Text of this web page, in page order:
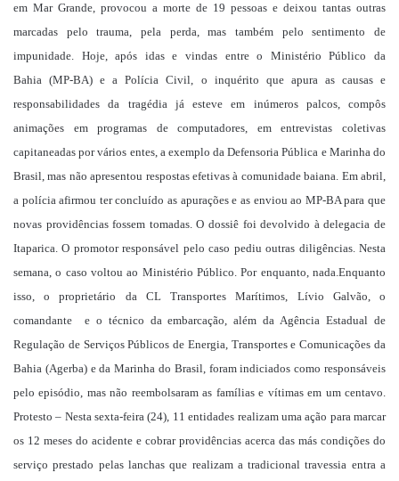
em Mar Grande, provocou a morte de 19 pessoas e deixou tantas outras
marcadas pelo trauma, pela perda, mas também pelo sentimento de
impunidade. Hoje, após idas e vindas entre o Ministério Público da
Bahia (MP-BA) e a Polícia Civil, o inquérito que apura as causas e
responsabilidades da tragédia já esteve em inúmeros palcos, compôs
animações em programas de computadores, em entrevistas coletivas
capitaneadas por vários entes, a exemplo da Defensoria Pública e Marinha do
Brasil, mas não apresentou respostas efetivas à comunidade baiana. Em abril,
a polícia afirmou ter concluído as apurações e as enviou ao MP-BA para que
novas providências fossem tomadas. O dossiê foi devolvido à delegacia de
Itaparica. O promotor responsável pelo caso pediu outras diligências. Nesta
semana, o caso voltou ao Ministério Público. Por enquanto, nada.Enquanto
isso, o proprietário da CL Transportes Marítimos, Lívio Galvão, o
comandante e o técnico da embarcação, além da Agência Estadual de
Regulação de Serviços Públicos de Energia, Transportes e Comunicações da
Bahia (Agerba) e da Marinha do Brasil, foram indiciados como responsáveis
pelo episódio, mas não reembolsaram as famílias e vítimas em um centavo.
Protesto – Nesta sexta-feira (24), 11 entidades realizam uma ação para marcar
os 12 meses do acidente e cobrar providências acerca das más condições do
serviço prestado pelas lanchas que realizam a tradicional travessia entra a